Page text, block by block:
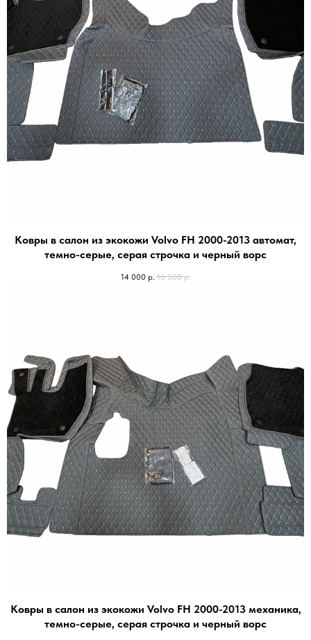
Ковры в салон из экокожи Volvo FH 2000-2013 автомат,
темно-серые, серая строчка и черный ворс
14 000 р. 16 500 р.
Ковры в салон из экокожи Volvo FH 2000-2013 механика,
темно-серые, серая строчка и черный ворс